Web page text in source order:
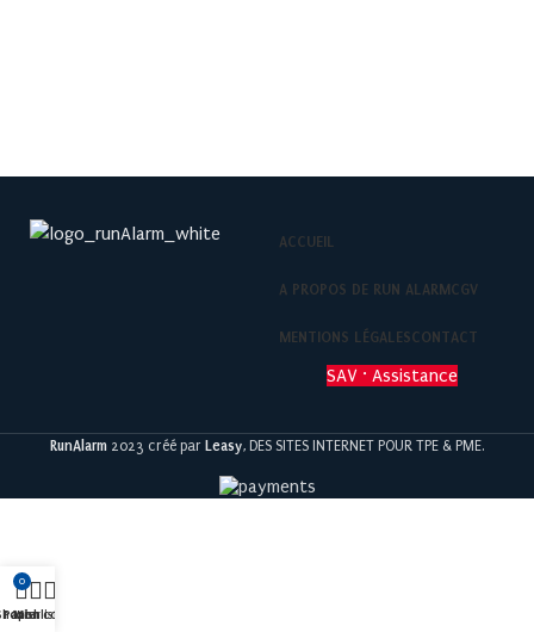
ACCUEIL
A PROPOS DE RUN ALARMCGV
MENTIONS LÉGALESCONTACT
SAV · Assistance
RunAlarm 2023 créé par Leasy, DES SITES INTERNET POUR TPE & PME.
0
Panier
Wishlist
Mon compte